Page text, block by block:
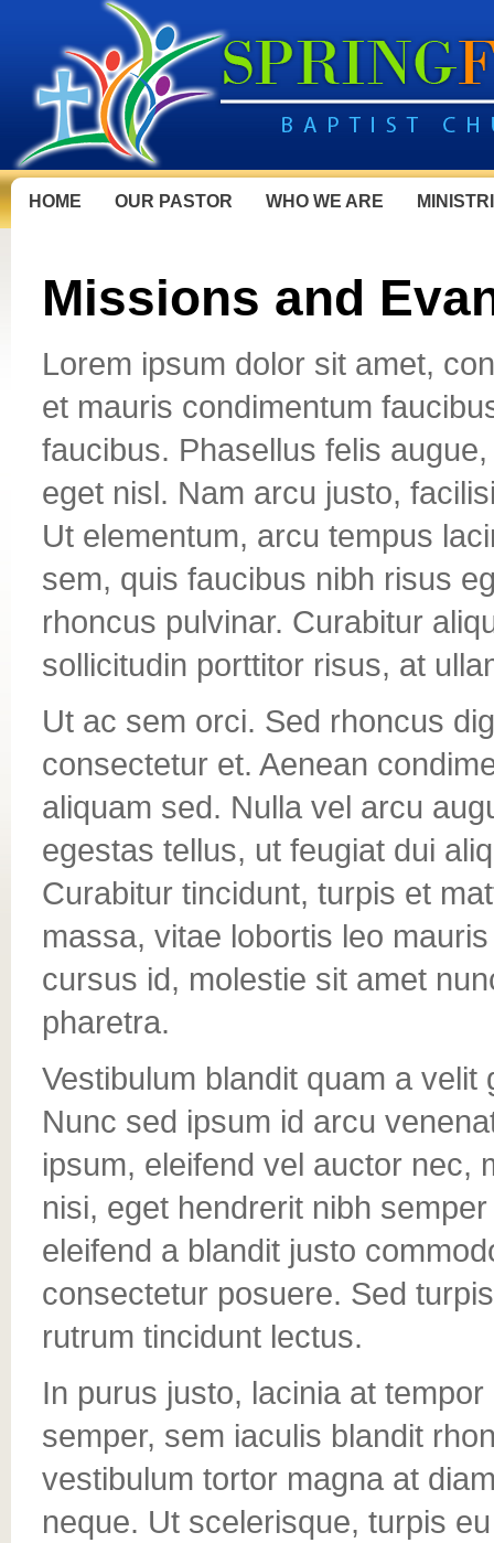
HOME OUR PASTOR WHO WE ARE
Missions and
Lorem ipsum dolor sit amet,
et mauris condimentum
faucibus. Phasellus felis
eget nisl. Nam arcu justo,
Ut elementum, arcu tempus
sem, quis faucibus nibh risus
rhoncus pulvinar. Curabitur
sollicitudin porttitor risus, at
Ut ac sem orci. Sed rhoncus
consectetur et. Aenean
aliquam sed. Nulla vel arcu
egestas tellus, ut feugiat dui
Curabitur tincidunt, turpis et
massa, vitae lobortis leo
cursus id, molestie sit amet
pharetra.
Vestibulum blandit quam a
Nunc sed ipsum id arcu
ipsum, eleifend vel auctor nec,
nisi, eget hendrerit nibh
eleifend a blandit justo
consectetur posuere. Sed
rutrum tincidunt lectus.
In purus justo, lacinia at
semper, sem iaculis blandit
vestibulum tortor magna at
neque. Ut scelerisque, turpis